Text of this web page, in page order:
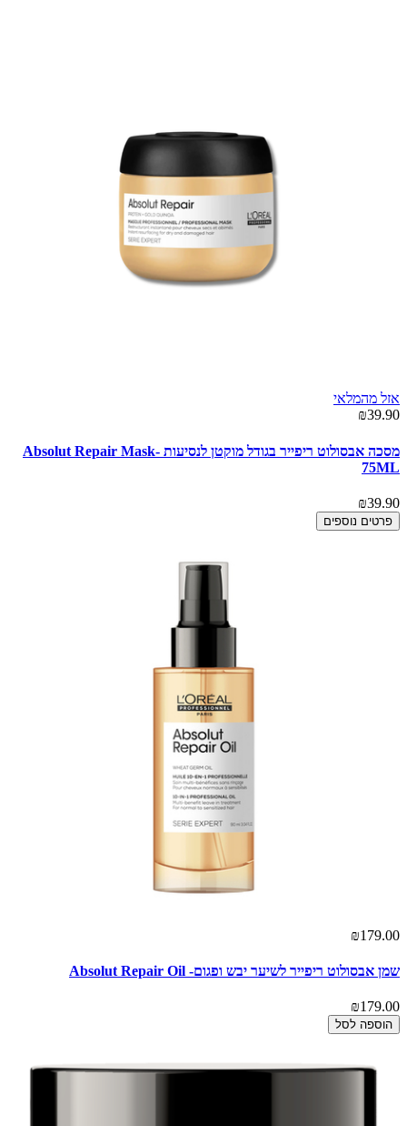
אזל מהמלאי
₪39.90
מסכה אבסולוט ריפייר בגודל מוקטן לנסיעות -Absolut Repair Mask
75ML
₪39.90
פרטים נוספים
₪179.00
שמן אבסולוט ריפייר לשיער יבש ופגום- Absolut Repair Oil
₪179.00
הוספה לסל